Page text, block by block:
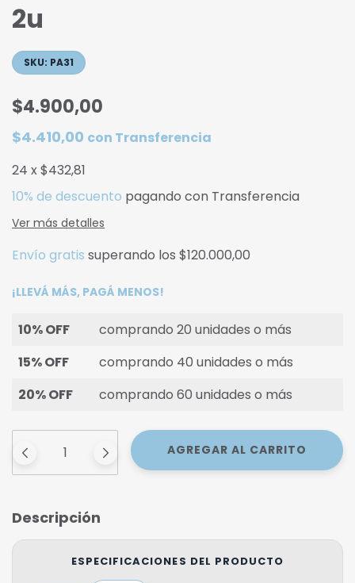
2u
SKU: PA31
$4.900,00
$4.410,00 con Transferencia
24 x$432,81
10% de descuento pagando con Transferencia
Ver más detalles
Envío gratis superando los $120.000,00
¡LLEVÁ MÁS, PAGÁ MENOS!
10% OFF
comprando 20 unidades o más
15% OFF
comprando 40 unidades o más
20% OFF
comprando 60 unidades o más
Descripción
ESPECIFICACIONES DEL PRODUCTO